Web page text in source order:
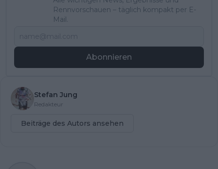
Rennvorschauen – täglich kompakt per E-
Mail.
Abonnieren
Stefan Jung
Redakteur
Beiträge des Autors ansehen